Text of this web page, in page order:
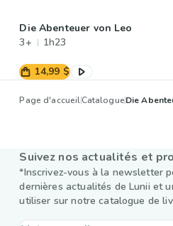
Die Abenteuer von Leo
3+
1h23
14,99 $
Page d'accueilCatalogueDie
Suivez nos actualités et
*Inscrivez-vous à la newsletter
dernières actualités de Lunii et
utiliser sur notre catalogue de